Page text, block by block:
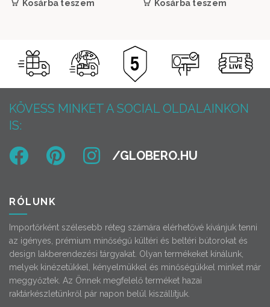
Kosárba teszem Kosárba teszem
KÖVESS MINKET A SOCIAL OLDALAINKON
IS:
RÓLUNK
Importőrként szélesebb réteg számára elérhetővé kívánjuk tenni
az igényes, prémium minőségű kültéri és beltéri bútorokat és
design lakberendezési tárgyakat. Olyan termékeket kínálunk,
melyek kinézetükkel, kényelmükkel és minőségükkel minket már
meggyőztek. Az Önnek megfelelő terméket hazai
raktárkészletünkről pár napon belül kiszállítjuk.